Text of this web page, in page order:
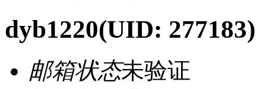
dyb1220(UID: 277183)
邮箱状态未验证